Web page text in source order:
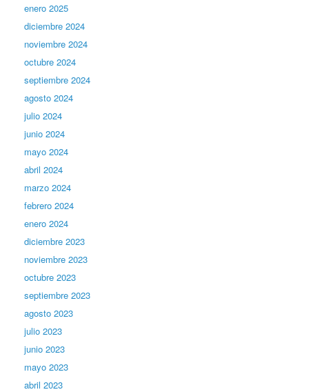
enero 2025
diciembre 2024
noviembre 2024
octubre 2024
septiembre 2024
agosto 2024
julio 2024
junio 2024
mayo 2024
abril 2024
marzo 2024
febrero 2024
enero 2024
diciembre 2023
noviembre 2023
octubre 2023
septiembre 2023
agosto 2023
julio 2023
junio 2023
mayo 2023
abril 2023